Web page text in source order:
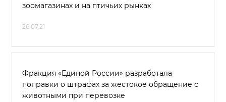
зоомагазинах и на птичьих рынках
26.07.21
Фракция «Единой России» разработала
поправки о штрафах за жестокое обращение с
животными при перевозке